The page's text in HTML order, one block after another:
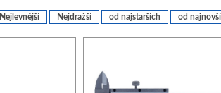
Nejlevnější Nejdražší od najstarších od